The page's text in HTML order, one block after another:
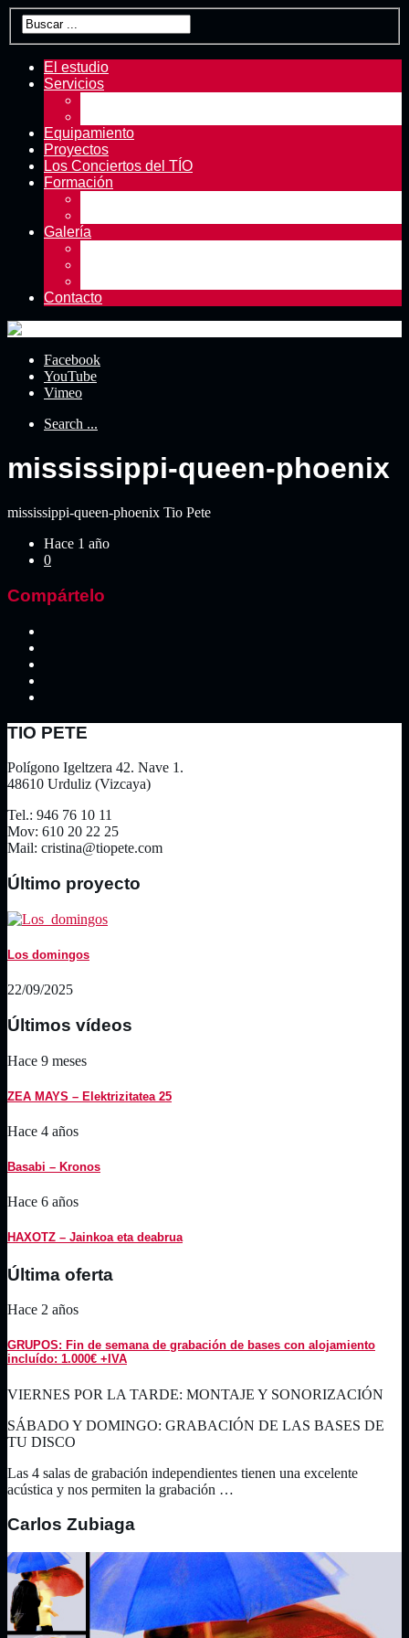
El estudio
Servicios
Equipamiento
Proyectos
Los Conciertos del TÍO
Formación
Galería
Contacto
Facebook
YouTube
Vimeo
Search ...
mississippi-queen-phoenix
mississippi-queen-phoenix Tio Pete
Hace 1 año
0
Compártelo
TIO PETE
Polígono Igeltzera 42. Nave 1.
48610 Urduliz (Vizcaya)
Tel.: 946 76 10 11
Mov: 610 20 22 25
Mail: cristina@tiopete.com
Último proyecto
Los domingos
22/09/2025
Últimos vídeos
Hace 9 meses
ZEA MAYS – Elektrizitatea 25
Hace 4 años
Basabi – Kronos
Hace 6 años
HAXOTZ – Jainkoa eta deabrua
Última oferta
Hace 2 años
GRUPOS: Fin de semana de grabación de bases con alojamiento
incluído: 1.000€ +IVA
VIERNES POR LA TARDE: MONTAJE Y SONORIZACIÓN
SÁBADO Y DOMINGO: GRABACIÓN DE LAS BASES DE
TU DISCO
Las 4 salas de grabación independientes tienen una excelente
acústica y nos permiten la grabación …
Carlos Zubiaga